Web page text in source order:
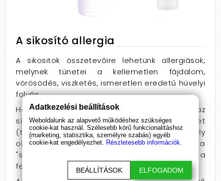
A sikosító allergia
A sikositok összetevőire lehetünk allergiások,
melynek tünetei a kellemetlen fájdalom,
vörösödés, viszketés, ismeretlen eredetű hüvelyi
folyás.
Ha nem jutna eszünkbe, az óvszerre is tartalmaz
síkosítót! Több óvszer spermicides vegyületet
(többnyire a nonoxynol-9) tartalmaz, amely
okozhat allergiás panaszokat. A dobozon a
"spermicidally lubricated" felirat árulkodhat a
felületaktív hatóanyagról.
Adatkezelési beállítások
Weboldalunk az alapvető működéshez szükséges
cookie-kat használ. Szélesebb körű funkcionalitáshoz
(marketing, statisztika, személyre szabás) egyéb
cookie-kat engedélyezhet. Részletesebb információk.
BEÁLLÍTÁSOK ELFOGADOM